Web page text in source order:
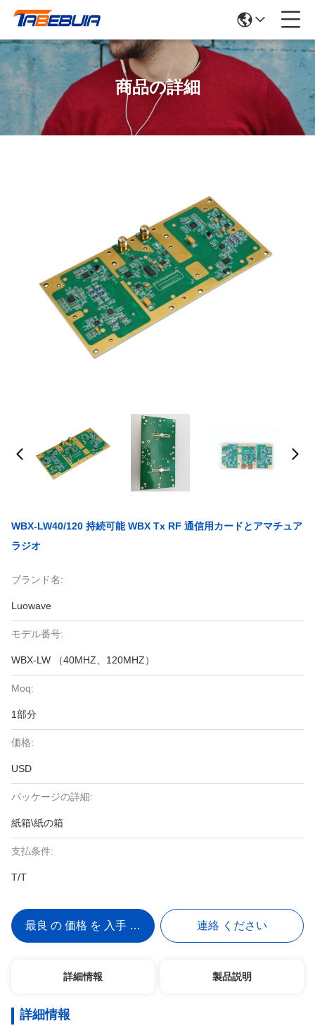
商品の詳細
WBX-LW40/120 持続可能 WBX Tx RF 通信用カードとアマチュア
ラジオ
ブランド名:
Luowave
モデル番号:
WBX-LW （40MHZ、120MHZ）
Moq:
1部分
価格:
USD
パッケージの詳細:
紙箱\紙の箱
支払条件:
T/T
最良 の 価格 を 入手 する 連絡 ください
詳細情報 製品説明
詳細情報